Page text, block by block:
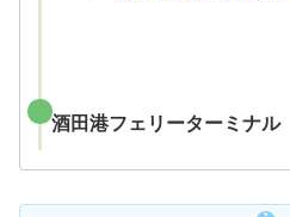
酒田港フェリーターミナル